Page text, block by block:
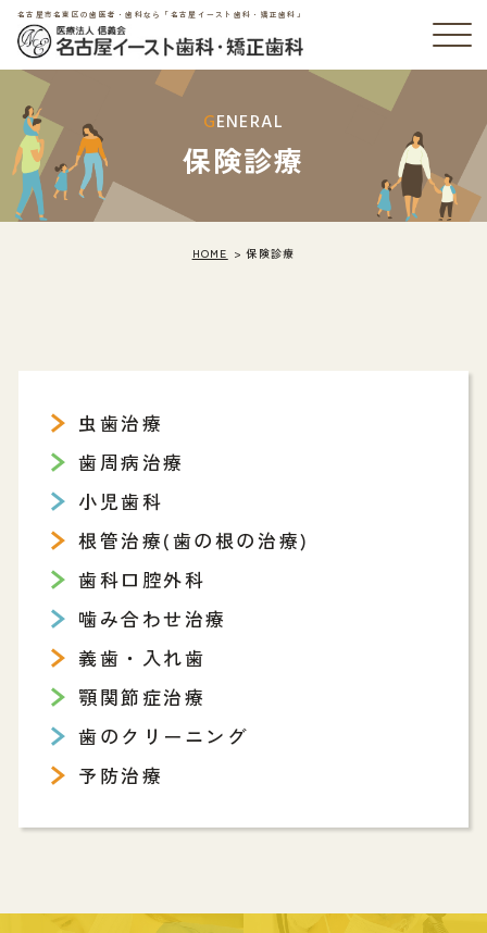
名古屋市名東区の歯医者・歯科なら「名古屋イースト歯科・矯正歯科」
GENERAL
保険診療
HOME 保険診療
虫歯治療
歯周病治療
小児歯科
根管治療(歯の根の治療)
歯科口腔外科
噛み合わせ治療
義歯・入れ歯
顎関節症治療
歯のクリーニング
予防治療